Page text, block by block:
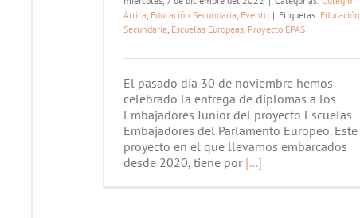
Ártica, Educación Secundaria, Evento | Etiquetas: Educación
Secundaria, Escuelas Europeas, Proyecto EPAS
El pasado día 30 de noviembre hemos
celebrado la entrega de diplomas a los
Embajadores Junior del proyecto Escuelas
Embajadores del Parlamento Europeo. Este
proyecto en el que llevamos embarcados
desde 2020, tiene por[...]